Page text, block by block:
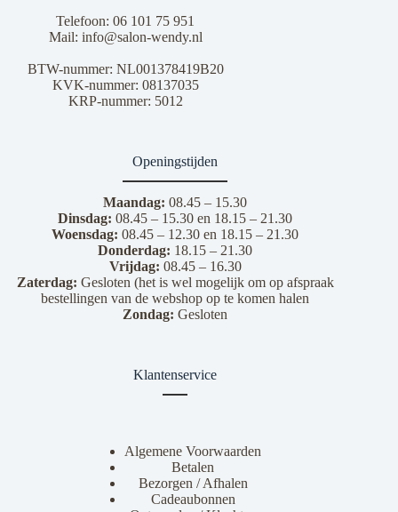
Telefoon: 06 101 75 951
Mail: info@salon-wendy.nl
BTW-nummer: NL001378419B20
KVK-nummer: 08137035
KRP-nummer: 5012
Openingstijden
Maandag:08.45 – 15.30
Dinsdag: 08.45 – 15.30 en 18.15 – 21.30
Woensdag: 08.45 – 12.30 en 18.15 – 21.30
Donderdag: 18.15 – 21.30
Vrijdag: 08.45 – 16.30
Zaterdag: Gesloten (het is wel mogelijk om op afspraak
bestellingen van de webshop op te komen halen
Zondag: Gesloten
Klantenservice
Algemene Voorwaarden
Betalen
Bezorgen / Afhalen
Cadeaubonnen